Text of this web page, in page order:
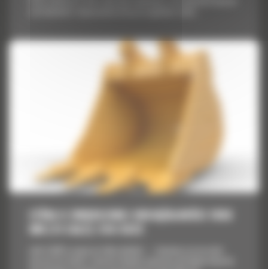
ŁYŻKA O ZWIĘKSZONEJ OBCIĄŻALNOŚCI 1850